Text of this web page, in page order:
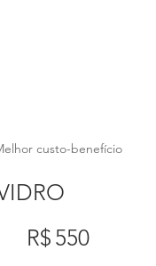
custo-benefício
R$ 550